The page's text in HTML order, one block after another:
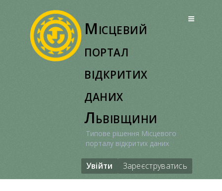
Місцевий
портал
відкритих
даних
Львівщини
Типове рішення Місцевого
порталу відкритих даних
Увійти Зареєструватись